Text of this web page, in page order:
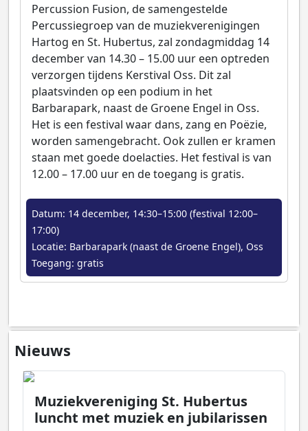
Percussion Fusion, de samengestelde
Percussiegroep van de muziekverenigingen
Hartog en St. Hubertus, zal zondagmiddag 14
december van 14.30 – 15.00 uur een optreden
verzorgen tijdens Kerstival Oss. Dit zal
plaatsvinden op een podium in het
Barbarapark, naast de Groene Engel in Oss.
Het is een festival waar dans, zang en Poëzie,
worden samengebracht. Ook zullen er kramen
staan met goede doelacties. Het festival is van
12.00 – 17.00 uur en de toegang is gratis.
Datum: 14 december, 14:30–15:00 (festival 12:00–
17:00)
Locatie: Barbarapark (naast de Groene Engel), Oss
Toegang: gratis
Nieuws
Muziekvereniging St. Hubertus
luncht met muziek en jubilarissen